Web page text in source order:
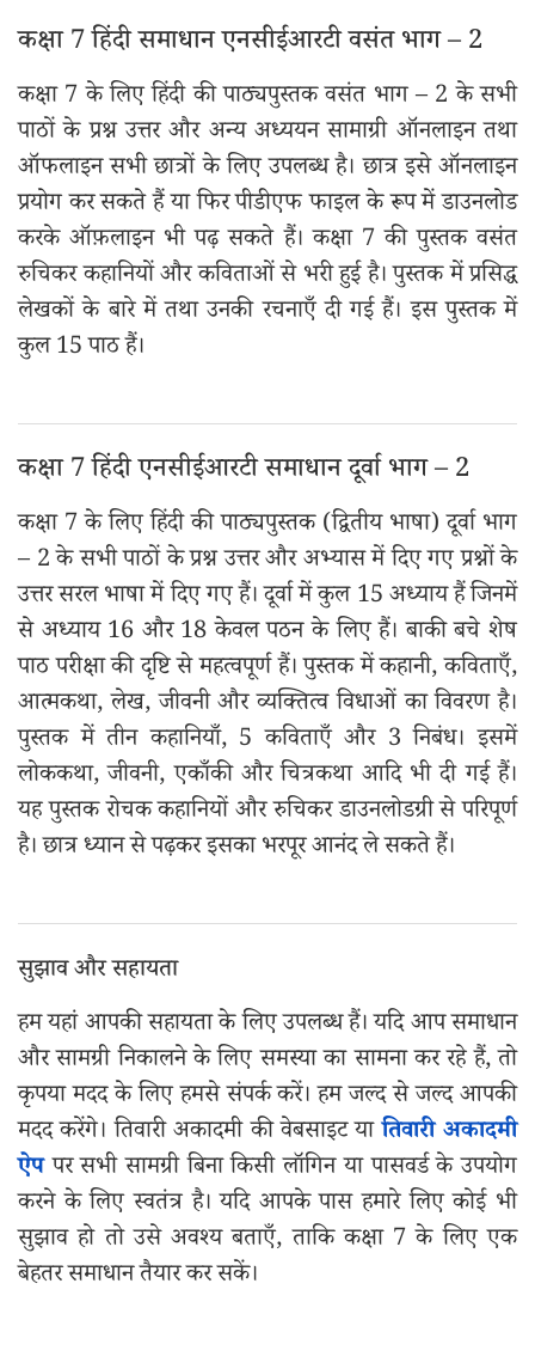
कक्षा 7 हिंदी समाधान एनसीईआरटी वसंत भाग – 2
कक्षा 7 के लिए हिंदी की पाठ्यपुस्तक वसंत भाग – 2 के सभी
पाठों के प्रश्न उत्तर और अन्य अध्ययन सामाग्री ऑनलाइन तथा
ऑफलाइन सभी छात्रों के लिए उपलब्ध है। छात्र इसे ऑनलाइन
प्रयोग कर सकते हैं या फिर पीडीएफ फाइल के रूप में डाउनलोड
करके ऑफ़लाइन भी पढ़ सकते हैं। कक्षा 7 की पुस्तक वसंत
रुचिकर कहानियों और कविताओं से भरी हुई है। पुस्तक में प्रसिद्ध
लेखकों के बारे में तथा उनकी रचनाएँ दी गई हैं। इस पुस्तक में
कुल 15 पाठ हैं।
कक्षा 7 हिंदी एनसीईआरटी समाधान दूर्वा भाग – 2
कक्षा 7 के लिए हिंदी की पाठ्यपुस्तक (द्वितीय भाषा) दूर्वा भाग
– 2 के सभी पाठों के प्रश्न उत्तर और अभ्यास में दिए गए प्रश्नों के
उत्तर सरल भाषा में दिए गए हैं। दूर्वा में कुल 15 अध्याय हैं जिनमें
से अध्याय 16 और 18 केवल पठन के लिए हैं। बाकी बचे शेष
पाठ परीक्षा की दृष्टि से महत्वपूर्ण हैं। पुस्तक में कहानी, कविताएँ,
आत्मकथा, लेख, जीवनी और व्यक्तित्व विधाओं का विवरण है।
पुस्तक में तीन कहानियाँ, 5 कविताएँ और 3 निबंध। इसमें
लोककथा, जीवनी, एकाँकी और चित्रकथा आदि भी दी गई हैं।
यह पुस्तक रोचक कहानियों और रुचिकर डाउनलोडग्री से परिपूर्ण
है। छात्र ध्यान से पढ़कर इसका भरपूर आनंद ले सकते हैं।
सुझाव और सहायता
हम यहां आपकी सहायता के लिए उपलब्ध हैं। यदि आप समाधान
और सामग्री निकालने के लिए समस्या का सामना कर रहे हैं, तो
कृपया मदद के लिए हमसे संपर्क करें। हम जल्द से जल्द आपकी
मदद करेंगे। तिवारी अकादमी की वेबसाइट यातिवारी अकादमी
ऐपपर सभी सामग्री बिना किसी लॉगिन या पासवर्ड के उपयोग
करने के लिए स्वतंत्र है। यदि आपके पास हमारे लिए कोई भी
सुझाव हो तो उसे अवश्य बताएँ, ताकि कक्षा 7 के लिए एक
बेहतर समाधान तैयार कर सकें।